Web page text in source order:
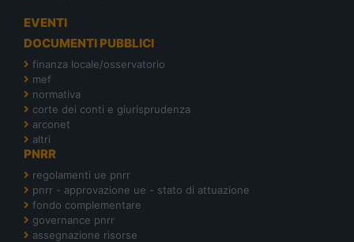
EVENTI
DOCUMENTI PUBBLICI
finanza locale/osservatorio
mef
normativa
corte dei conti e giurisprudenza
arconet
altri
PNRR
regolamenti ue pnrr
pnrr - approvazione ue - stato di attuazione
fondo complementare
governance pnrr
assegnazione risorse